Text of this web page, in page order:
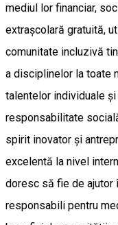
mediul lor financiar,
extrașcolară gratuită,
comunitate incluzivă
a disciplinelor la toate
talentelor individuale
responsabilitate
spirit inovator și
excelentă la nivel
doresc să fie de ajutor
responsabili pentru